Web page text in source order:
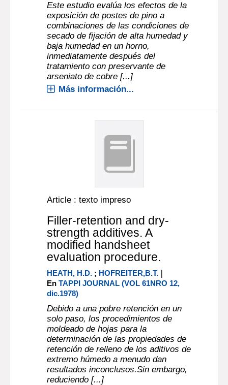
Este estudio evalúa los efectos de la
exposición de postes de pino a
combinaciones de las condiciones de
secado de fijación de alta humedad y
baja humedad en un horno,
inmediatamente después del
tratamiento con preservante de
arseniato de cobre [...]
Más información...
Article : texto impreso
Filler-retention and dry-
strength additives. A
modified handsheet
evaluation procedure.
HEATH, H.D. ; HOFREITER,B.T. |
EnTAPPI JOURNAL (VOL 61NRO 12,
dic.1978)
Debido a una pobre retención en un
solo paso, los procedimientos de
moldeado de hojas para la
determinación de las propiedades de
retención de relleno de los aditivos de
extremo húmedo a menudo dan
resultados inconclusos.Sin embargo,
reduciendo [...]